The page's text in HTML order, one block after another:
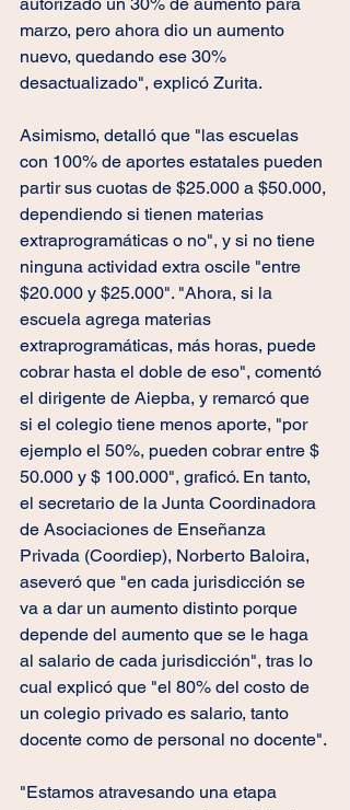
autorizado un 30% de aumento para
marzo, pero ahora dio un aumento
nuevo, quedando ese 30%
desactualizado", explicó Zurita.
Asimismo, detalló que "las escuelas
con 100% de aportes estatales pueden
partir sus cuotas de $25.000 a $50.000,
dependiendo si tienen materias
extraprogramáticas o no", y si no tiene
ninguna actividad extra oscile "entre
$20.000 y $25.000". "Ahora, si la
escuela agrega materias
extraprogramáticas, más horas, puede
cobrar hasta el doble de eso", comentó
el dirigente de Aiepba, y remarcó que
si el colegio tiene menos aporte, "por
ejemplo el 50%, pueden cobrar entre $
50.000 y $ 100.000", graficó. En tanto,
el secretario de la Junta Coordinadora
de Asociaciones de Enseñanza
Privada (Coordiep), Norberto Baloira,
aseveró que "en cada jurisdicción se
va a dar un aumento distinto porque
depende del aumento que se le haga
al salario de cada jurisdicción", tras lo
cual explicó que "el 80% del costo de
un colegio privado es salario, tanto
docente como de personal no docente".
"Estamos atravesando una etapa